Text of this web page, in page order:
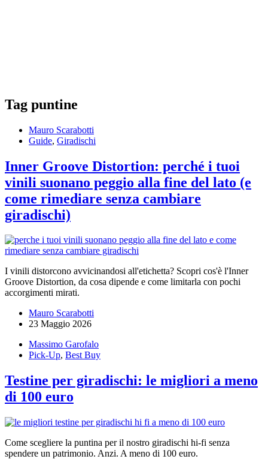
Tag puntine
Mauro Scarabotti
Guide, Giradischi
Inner Groove Distortion: perché i tuoi
vinili suonano peggio alla fine del lato (e
come rimediare senza cambiare
giradischi)
I vinili distorcono avvicinandosi all'etichetta? Scopri cos'è l'Inner
Groove Distortion, da cosa dipende e come limitarla con pochi
accorgimenti mirati.
Mauro Scarabotti
23 Maggio 2026
Massimo Garofalo
Pick-Up, Best Buy
Testine per giradischi: le migliori a meno
di 100 euro
Come scegliere la puntina per il nostro giradischi hi-fi senza
spendere un patrimonio. Anzi. A meno di 100 euro.